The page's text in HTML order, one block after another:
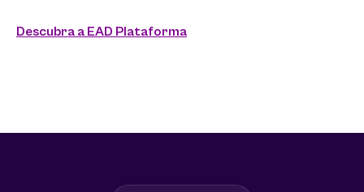
Descubra a EAD Plataforma